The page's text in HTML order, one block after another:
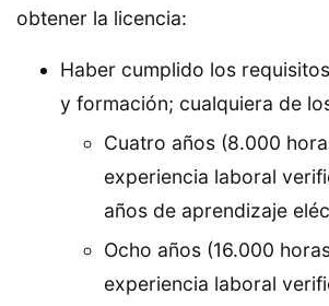
obtener la licencia:
Haber cumplido los
y formación; cualquiera de
Cuatro años (8.000
experiencia laboral
años de aprendizaje
Ocho años (16.000
experiencia laboral